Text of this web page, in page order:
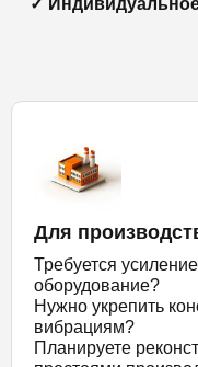
Для
Требуется
оборудование?
Нужно укрепить
вибрациям?
Планируете